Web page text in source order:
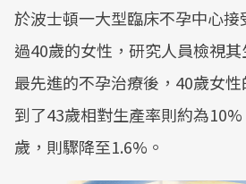
於波士頓一大型臨床不孕中心
過40歲的女性，研究人員檢視
最先進的不孕治療後，40歲女性
到了43歲相對生產率則約為
歲，則驟降至1.6%。